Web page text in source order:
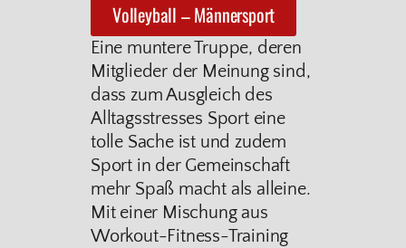
Volleyball – Männersport
Eine muntere Truppe, deren
Mitglieder der Meinung sind,
dass zum Ausgleich des
Alltagsstresses Sport eine
tolle Sache ist und zudem
Sport in der Gemeinschaft
mehr Spaß macht als alleine.
Mit einer Mischung aus
Workout-Fitness-Training